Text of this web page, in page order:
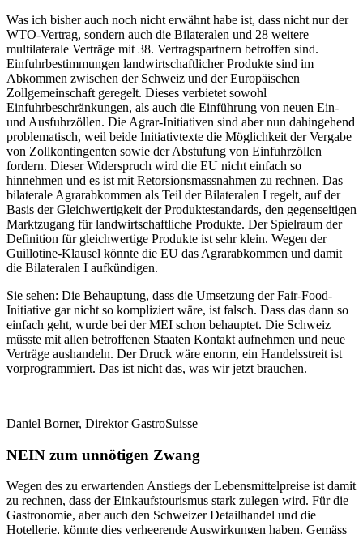
Was ich bisher auch noch nicht erwähnt habe ist, dass nicht nur der
WTO-Vertrag, sondern auch die Bilateralen und 28 weitere
multilaterale Verträge mit 38. Vertragspartnern betroffen sind.
Einfuhrbestimmungen landwirtschaftlicher Produkte sind im
Abkommen zwischen der Schweiz und der Europäischen
Zollgemeinschaft geregelt. Dieses verbietet sowohl
Einfuhrbeschränkungen, als auch die Einführung von neuen Ein-
und Ausfuhrzöllen. Die Agrar-Initiativen sind aber nun dahingehend
problematisch, weil beide Initiativtexte die Möglichkeit der Vergabe
von Zollkontingenten sowie der Abstufung von Einfuhrzöllen
fordern. Dieser Widerspruch wird die EU nicht einfach so
hinnehmen und es ist mit Retorsionsmassnahmen zu rechnen. Das
bilaterale Agrarabkommen als Teil der Bilateralen I regelt, auf der
Basis der Gleichwertigkeit der Produktestandards, den gegenseitigen
Marktzugang für landwirtschaftliche Produkte. Der Spielraum der
Definition für gleichwertige Produkte ist sehr klein. Wegen der
Guillotine-Klausel könnte die EU das Agrarabkommen und damit
die Bilateralen I aufkündigen.
Sie sehen: Die Behauptung, dass die Umsetzung der Fair-Food-
Initiative gar nicht so kompliziert wäre, ist falsch. Dass das dann so
einfach geht, wurde bei der MEI schon behauptet. Die Schweiz
müsste mit allen betroffenen Staaten Kontakt aufnehmen und neue
Verträge aushandeln. Der Druck wäre enorm, ein Handelsstreit ist
vorprogrammiert. Das ist nicht das, was wir jetzt brauchen.
Daniel Borner, Direktor GastroSuisse
NEIN zum unnötigen Zwang
Wegen des zu erwartenden Anstiegs der Lebensmittelpreise ist damit
zu rechnen, dass der Einkaufstourismus stark zulegen wird. Für die
Gastronomie, aber auch den Schweizer Detailhandel und die
Hotellerie, könnte dies verheerende Auswirkungen haben. Gemäss